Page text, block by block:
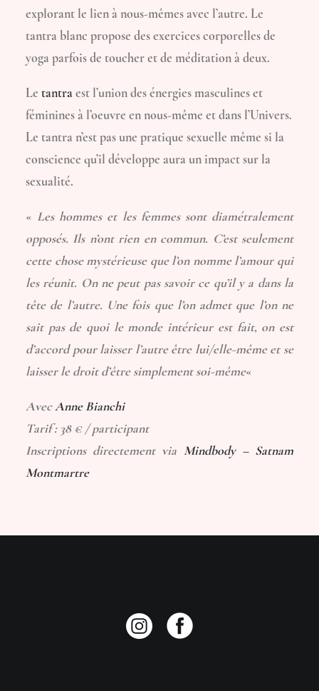
explorant le lien à nous-mêmes avec l’autre. Le
tantra blanc propose des exercices corporelles de
yoga parfois de toucher et de méditation à deux.
Le tantra est l’union des énergies masculines et
féminines à l’oeuvre en nous-même et dans l’Univers.
Le tantra n’est pas une pratique sexuelle même si la
conscience qu’il développe aura un impact sur la
sexualité.
« Les hommes et les femmes sont diamétralement
opposés. Ils n’ont rien en commun. C’est seulement
cette chose mystérieuse que l’on nomme l’amour qui
les réunit. On ne peut pas savoir ce qu’il y a dans la
tête de l’autre. Une fois que l’on admet que l’on ne
sait pas de quoi le monde intérieur est fait, on est
d’accord pour laisser l’autre être lui/elle-même et se
laisser le droit d’être simplement soi-même«
AvecAnne Bianchi
Tarif : 38 € / participant
Inscriptions directement via Mindbody – Satnam
Montmartre